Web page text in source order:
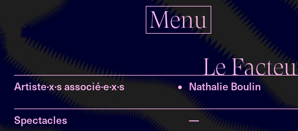
Menu
Le
Artiste·x·s associé·e·x·s Nathalie Boulin
Spectacles —